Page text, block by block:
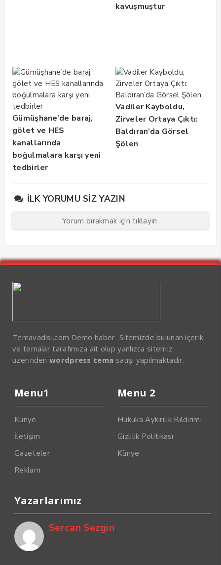
kavuşmuştur
Gümüşhane’de baraj,
gölet ve HES
kanallarında
boğulmalara karşı yeni
tedbirler
Vadiler Kayboldu,
Zirveler Ortaya Çıktı:
Baldıran’da Görsel
Şölen
İLK YORUMU SIZ YAZIN
Yorum bırakmak için tıklayın.
Temavadisi.com Demo haber Sitemizde bulunan içerik
ve temalar tarafımıza ait olup yanlızca sitemiz
üzerinden wordpress tema satışı yapılmaktadır.
Menu1
Künye
İletişim
Gazeteler
Reklam
Menu 2
Hukuka Aykırılık Bildirimi
Gizlilik Politikası
Künye
Yazarlarımız
Sercan Sezgin